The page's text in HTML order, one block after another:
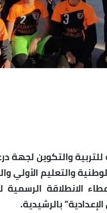
والتكوين لجهة
الوطنية والتعليم
الانطلاقة الرسمية
بالرشيدية.